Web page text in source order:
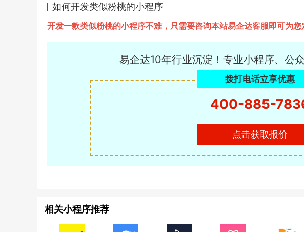
如何开发类似粉桃的小程序
开发一款类似粉桃的小程序不难，只需要咨询本站易企达客服即可为您
易企达10年行业沉淀！专业小程序、公
拨打电话立享优惠
400-885-
点击获取报价
相关小程序推荐